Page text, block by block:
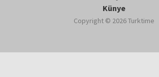
Künye
Copyright © 2026 Turktime